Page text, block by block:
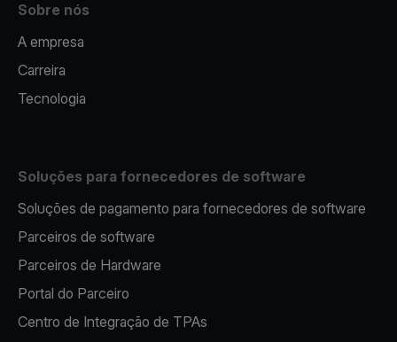
Sobre nós
A empresa
Carreira
Tecnologia
Soluções para fornecedores de software
Soluções de pagamento para fornecedores de software
Parceiros de software
Parceiros de Hardware
Portal do Parceiro
Centro de Integração de TPAs